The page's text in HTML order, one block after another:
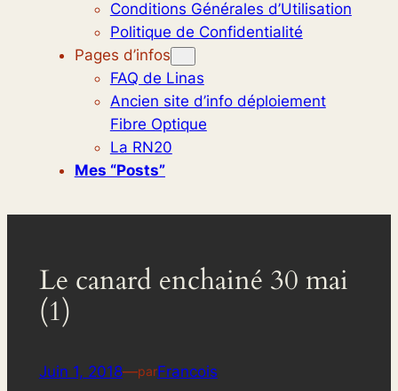
Conditions Générales d’Utilisation
Politique de Confidentialité
Pages d’infos
FAQ de Linas
Ancien site d’info déploiement
Fibre Optique
La RN20
Mes “posts”
Le canard enchainé 30 mai
(1)
Juin 1, 2018—parFrancois